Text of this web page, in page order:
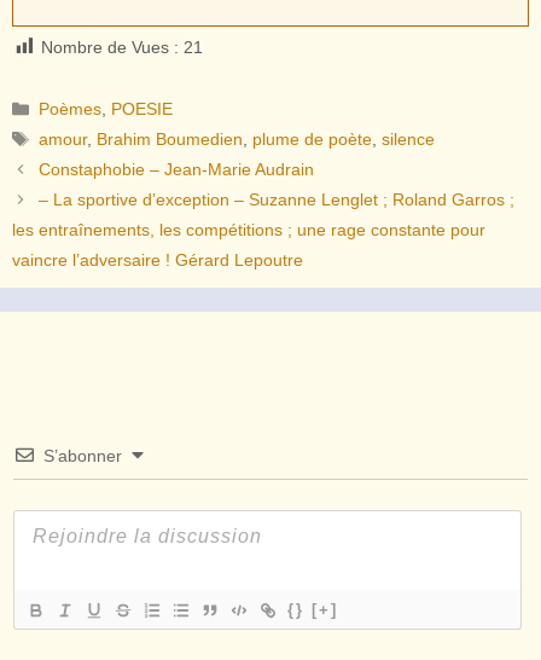
Nombre de Vues : 21
Catégories
Poèmes POESIE
Étiquettes
amour, Brahim Boumedien plume de poète ,silence
Constaphobie – Jean-Marie Audrain
– La sportive d’exception – Suzanne Lenglet ; Roland Garros ;
les entraînements, les compétitions ; une rage constante pour
vaincre l’adversaire ! Gérard Lepoutre
S’abonner
{} [+]